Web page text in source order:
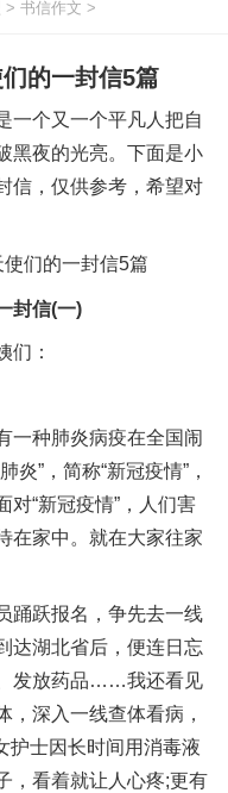
> 书信作文 >
的一封信5篇
个又一个平凡人把自
黑夜的光亮。下面是小
信，仅供参考，希望对
封信(一)
：
种肺炎病疫在全国闹
”，简称“新冠疫情”，
“新冠疫情”，人们害
在家中。就在大家往家
跃报名，争先去一线
达湖北省后，便连日忘
发放药品……我还看见
，深入一线查体看病，
护士因长时间用消毒液
，看着就让人心疼;更有